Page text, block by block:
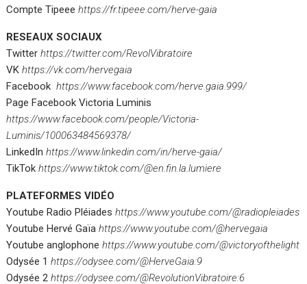
Compte Tipeeehttps://fr.tipeee.com/herve-gaia
RESEAUX SOCIAUX
Twitterhttps://twitter.com/RevolVibratoire
VKhttps://vk.com/hervegaia
Facebookhttps://www.facebook.com/herve.gaia.999/
Page Facebook Victoria Luminis
https://www.facebook.com/people/Victoria-
Luminis/100063484569378/
LinkedInhttps://www.linkedin.com/in/herve-gaia/
TikTokhttps://www.tiktok.com/@en.fin.la.lumiere
PLATEFORMES VIDÉO
Youtube Radio Pléiadeshttps://www.youtube.com/@radiopleiades
Youtube Hervé Gaïahttps://www.youtube.com/@hervegaia
Youtube anglophonehttps://www.youtube.com/@victoryofthelight
Odysée 1https://odysee.com/@HerveGaia:9
Odysée 2https://odysee.com/@RevolutionVibratoire:6